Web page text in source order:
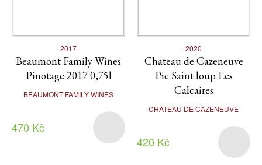
2017
Beaumont Family Wines
Pinotage 2017 0,75l
BEAUMONT FAMILY WINES
470 Kč
2020
Chateau de Cazeneuve
Pic Saint loup Les
Calcaires
CHATEAU DE CAZENEUVE
420 Kč